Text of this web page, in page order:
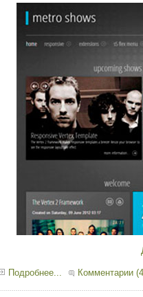
Подробнее... Комментарии